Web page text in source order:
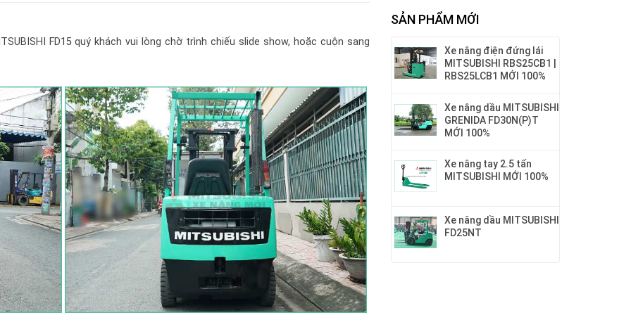
SẢN PHẨM MỚI
Xe nâng điện đứng lái
MITSUBISHI RBS25CB1 |
RBS25LCB1 MỚI 100%
Xe nâng dầu MITSUBISHI
GRENIDA FD30N(P)T
MỚI 100%
Xe nâng tay 2.5 tấn
MITSUBISHI MỚI 100%
Xe nâng dầu MITSUBISHI
FD25NT
FD15quý khách vui lòng chờ trình chiếu slide show, hoặc cuộn sang